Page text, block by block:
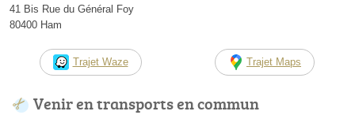
41 Bis Rue du Général Foy
80400 Ham
Trajet Waze Trajet Maps
Venir en transports en commun